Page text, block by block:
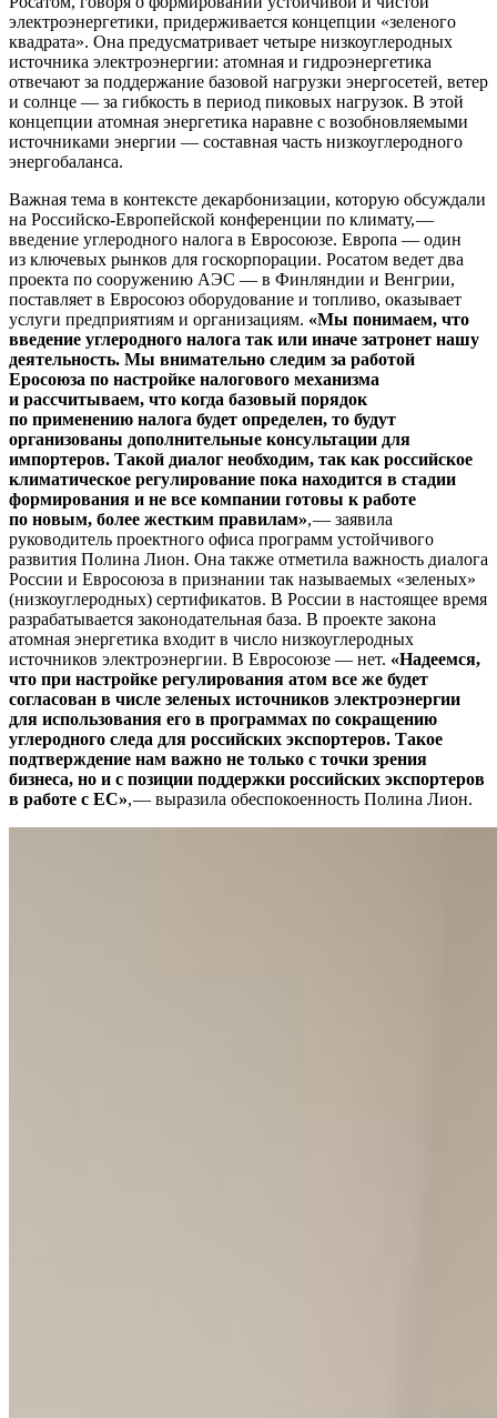
электроэнергетики, придерживается концепции «зеленого
квадрата». Она предусматривает четыре низкоуглеродных
источника электроэнергии: атомная и гидроэнергетика
отвечают за поддержание базовой нагрузки энергосетей, ветер
и солнце — ​за гибкость в период пиковых нагрузок. В этой
концепции атомная энергетика наравне с возобновляемыми
источниками энергии — ​составная часть низкоуглеродного
энергобаланса.
Важная тема в контексте декарбонизации, которую обсуждали
на Российско-Европейской конференции по климату, — ​
введение углеродного налога в Евросоюзе. Европа — ​один
из ключевых рынков для госкорпорации. Росатом ведет два
проекта по сооружению АЭС — ​в Финляндии и Венгрии,
поставляет в Евросоюз оборудование и топливо, оказывает
услуги предприятиям и организациям. «Мы понимаем, что
введение углеродного налога так или иначе затронет нашу
деятельность. Мы внимательно следим за работой
Еросоюза по настройке налогового механизма
и рассчитываем, что когда базовый порядок
по применению налога будет определен, то будут
организованы дополнительные консультации для
импортеров. Такой диалог необходим, так как российское
климатическое регулирование пока находится в стадии
формирования и не все компании готовы к работе
по новым, более жестким правилам», — ​заявила
руководитель проектного офиса программ устойчивого
развития Полина Лион. Она также отметила важность диалога
России и Евросоюза в признании так называемых «зеленых»
(низкоуглеродных) сертификатов. В России в настоящее время
разрабатывается законодательная база. В проекте закона
атомная энергетика входит в число низкоуглеродных
источников электроэнергии. В Евросоюзе — ​нет. «Надеемся,
что при настройке регулирования атом все же будет
согласован в числе зеленых источников электроэнергии
для использования его в программах по сокращению
углеродного следа для российских экспортеров. Такое
подтверждение нам важно не только с точки зрения
бизнеса, но и с позиции поддержки российских экспортеров
в работе с ЕС», — ​выразила обеспокоенность Полина Лион.